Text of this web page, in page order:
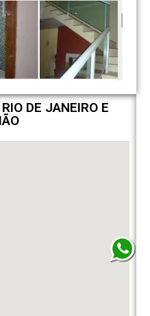
DE JANEIRO E